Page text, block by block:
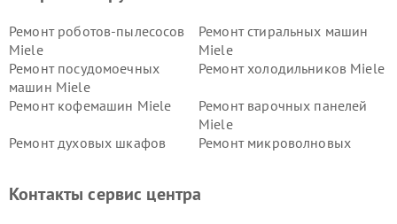
Ремонт роботов-пылесосов
Miele
Ремонт стиральных машин
Miele
Ремонт посудомоечных
машин Miele
Ремонт холодильников Miele
Ремонт кофемашин Miele
Ремонт варочных панелей
Miele
Ремонт духовых шкафов
Ремонт микроволновых
Miele
Контакты сервис центра